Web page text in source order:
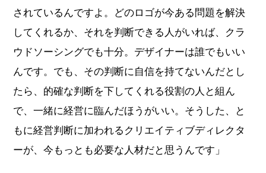
されているんですよ。どのロゴが今ある問題を解決
してくれるか、それを判断できる人がいれば、クラ
ウドソーシングでも十分。デザイナーは誰でもいい
んです。でも、その判断に自信を持てないんだとし
たら、的確な判断を下してくれる役割の人と組ん
で、一緒に経営に臨んだほうがいい。そうした、と
もに経営判断に加われるクリエイティブディレクタ
ーが、今もっとも必要な人材だと思うんです」